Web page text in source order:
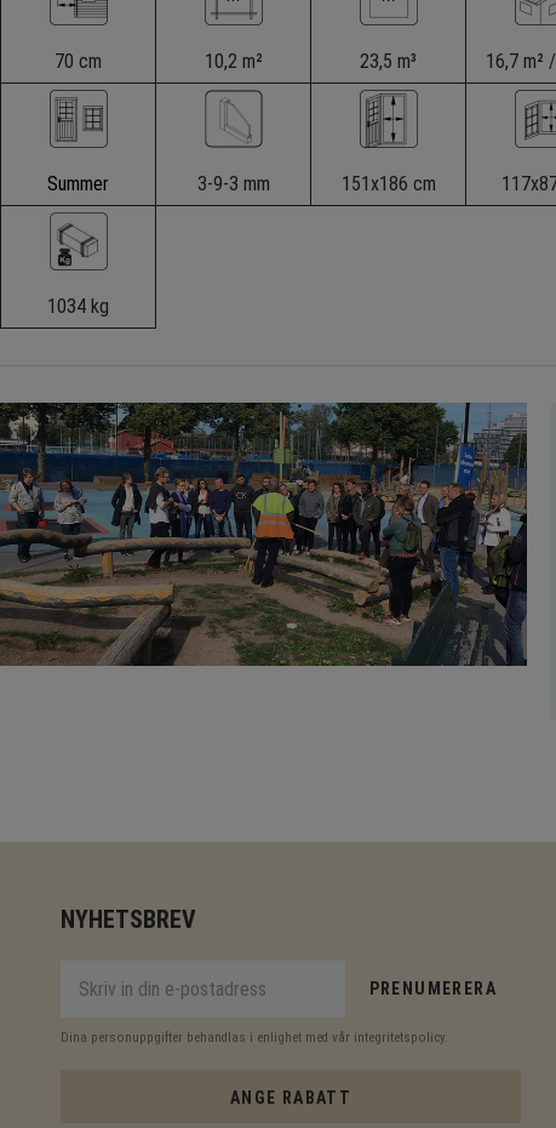
70 cm 10,2 m² 23,5 m³ 16,7 m² /
Summer 3-9-3 mm 151x186 cm 117x87
1034 kg
NYHETSBREV
PRENUMERERA
Dina personuppgifter behandlas i enlighet med vår integritetspolicy.
ANGE RABATT